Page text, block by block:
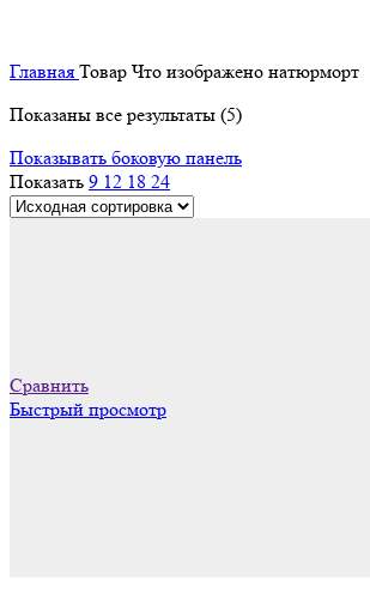
Главная Товар Что изображено натюрморт
Показаны все результаты (5)
Показывать боковую панель
Показать 9 12 18 24
Сравнить
Быстрый просмотр